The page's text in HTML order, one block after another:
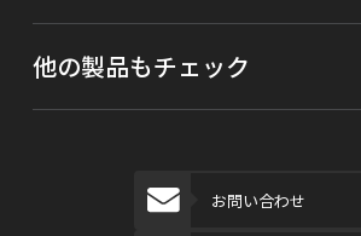
他の製品もチェック
お問い合わせ